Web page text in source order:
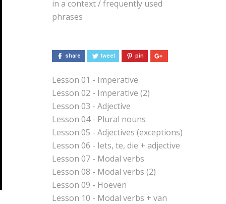
in a context / frequently used
phrases
share tweet pin
Lesson 01 - Imperative
Lesson 02 - Imperative (2)
Lesson 03 - Adjective
Lesson 04 - Plural nouns
Lesson 05 - Adjectives (exceptions)
Lesson 06 - Iets, te, die + adjective
Lesson 07 - Modal verbs
Lesson 08 - Modal verbs (2)
Lesson 09 - Hoeven
Lesson 10 - Modal verbs + van